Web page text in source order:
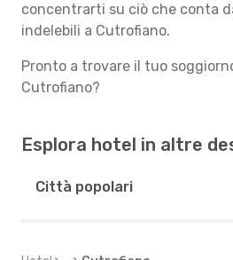
concentrarti su ciò che conta
indelebili a Cutrofiano.
Pronto a trovare il tuo
Cutrofiano?
Esplora hotel in altre
Città popolari